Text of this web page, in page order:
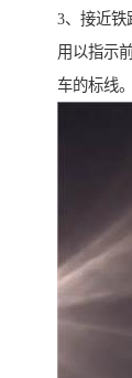
3、接近铁
用以指示
车的标线。